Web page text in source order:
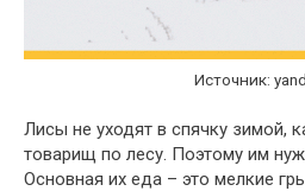
Источник:
Лисы не уходят в спячку зимой,
товарищ по лесу. Поэтому им
Основная их еда – это мелкие